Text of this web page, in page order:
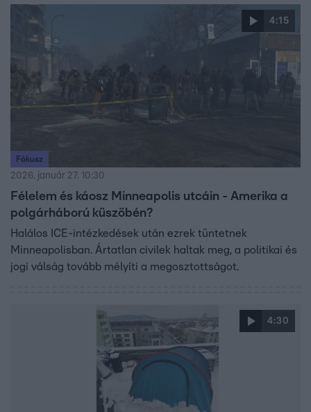
4:15
Fókusz
2026. január 27. 10:30
Félelem és káosz Minneapolis utcáin - Amerika a
polgárháború küszöbén?
Halálos ICE-intézkedések után ezrek tüntetnek
Minneapolisban. Ártatlan civilek haltak meg, a politikai és
jogi válság tovább mélyíti a megosztottságot.
4:30